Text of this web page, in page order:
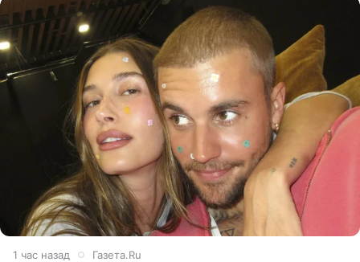
1 час назад Газета.Ru